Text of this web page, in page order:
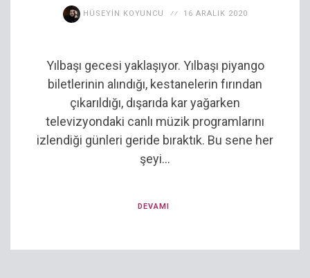
HÜSEYIN KOYUNCU 16 ARALIK 2020
Yılbaşı gecesi yaklaşıyor. Yılbaşı piyango
biletlerinin alındığı, kestanelerin fırından
çıkarıldığı, dışarıda kar yağarken
televizyondaki canlı müzik programlarını
izlendiği günleri geride bıraktık. Bu sene her
şeyi...
DEVAMI